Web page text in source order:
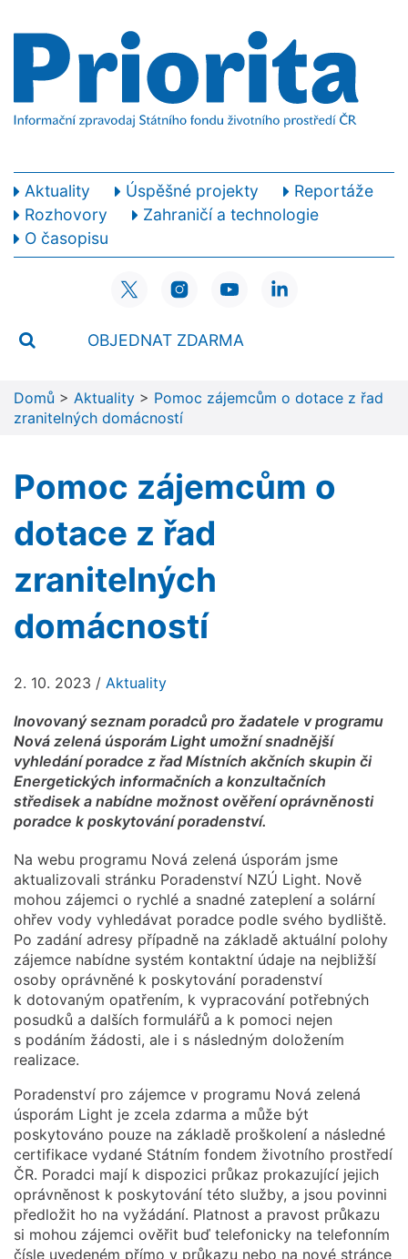
Aktuality Úspěšné projekty
Reportáže
Rozhovory
Zahraničí a technologie
O časopisu
OBJEDNAT ZDARMA
Domů > Aktuality > Pomoc zájemcům o dotace z řad
zranitelných domácností
Pomoc zájemcům o
dotace z řad
zranitelných
domácností
2. 10. 2023 / Aktuality
Inovovaný seznam poradců pro žadatele v programu
Nová zelená úsporám Light umožní snadnější
vyhledání poradce z řad Místních akčních skupin či
Energetických informačních a konzultačních
středisek a nabídne možnost ověření oprávněnosti
poradce k poskytování poradenství.
Na webu programu Nová zelená úsporám jsme
aktualizovali stránku Poradenství NZÚ Light. Nově
mohou zájemci o rychlé a snadné zateplení a solární
ohřev vody vyhledávat poradce podle svého bydliště.
Po zadání adresy případně na základě aktuální polohy
zájemce nabídne systém kontaktní údaje na nejbližší
osoby oprávněné k poskytování poradenství
k dotovaným opatřením, k vypracování potřebných
posudků a dalších formulářů a k pomoci nejen
s podáním žádosti, ale i s následným doložením
realizace.
Poradenství pro zájemce v programu Nová zelená
úsporám Light je zcela zdarma a může být
poskytováno pouze na základě proškolení a následné
certifikace vydané Státním fondem životního prostředí
ČR. Poradci mají k dispozici průkaz prokazující jejich
oprávněnost k poskytování této služby, a jsou povinni
předložit ho na vyžádání. Platnost a pravost průkazu
si mohou zájemci ověřit buď telefonicky na telefonním
čísle uvedeném přímo v průkazu nebo na nové stránce